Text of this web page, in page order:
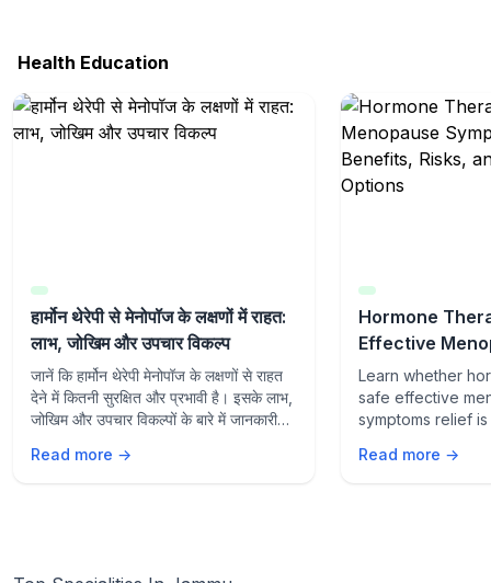
Health Education
हार्मोन थेरेपी से मेनोपॉज के लक्षणों में राहत:
लाभ, जोखिम और उपचार विकल्प
जानें कि हार्मोन थेरेपी मेनोपॉज के लक्षणों से राहत
देने में कितनी सुरक्षित और प्रभावी है। इसके लाभ,
जोखिम और उपचार विकल्पों के बारे में जानकारी
Read more →
Hormone
Effective
Symptoms
Risks, and
Learn whether
safe effective
symptoms relief
treatment
Read more →